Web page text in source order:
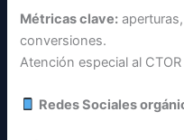
Métricas clave:
conversiones.
Atención especial al
Redes Sociales